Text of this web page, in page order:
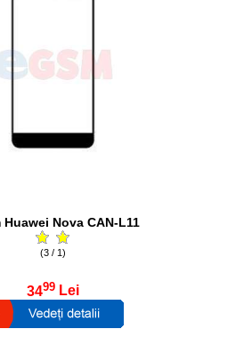
Huawei Nova CAN-L11
(3 / 1)
3499 Lei